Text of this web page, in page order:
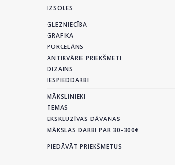
IZSOLES
GLEZNIECĪBA
GRAFIKA
PORCELĀNS
ANTIKVĀRIE PRIEKŠMETI
DIZAINS
IESPIEDDARBI
MĀKSLINIEKI
TĒMAS
EKSKLUZĪVAS DĀVANAS
MĀKSLAS DARBI PAR 30-300€
PIEDĀVĀT PRIEKŠMETUS